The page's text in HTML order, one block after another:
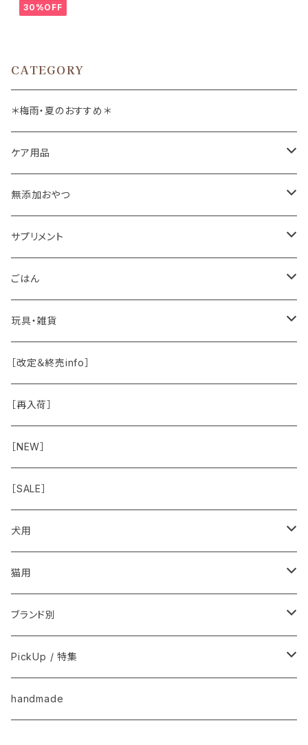
30%OFF
CATEGORY
＊梅雨・夏のおすすめ＊
ケア用品
肉球バーム
ドッグソープ
保湿・除菌・虫除け
保湿剤
除菌
おくち・おめめ・おみみ
おくち
おめめ
ブラシと雑貨
無添加おやつ
お肉
お魚
その他（乳製品・果物野菜）
Natural Marche
ちょこっとシリーズ
◾️躾トレーニングに
◾️長く楽しむ用
◾️特別なご褒美/嗜好性高
サプリメント
皮膚被毛
関節・骨
おめめ
おなか
臓-肝腎心膵
免疫力・健康維持
こころ・脳
ごはん
手作り補助
ウェット・お惣菜
ドライ
玩具・雑貨
ノーズワーク・玩具
お散歩用品
オーナー雑貨
［改定＆終売info］
［再入荷］
［NEW］
［SALE］
犬用
フードおやつ
用品
猫用
フードおやつ
用品
ブランド別
Anima Strath
Animal Essentials
PickUp / 特集
換毛期におすすめ
handmade